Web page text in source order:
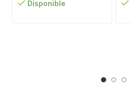
Disponible